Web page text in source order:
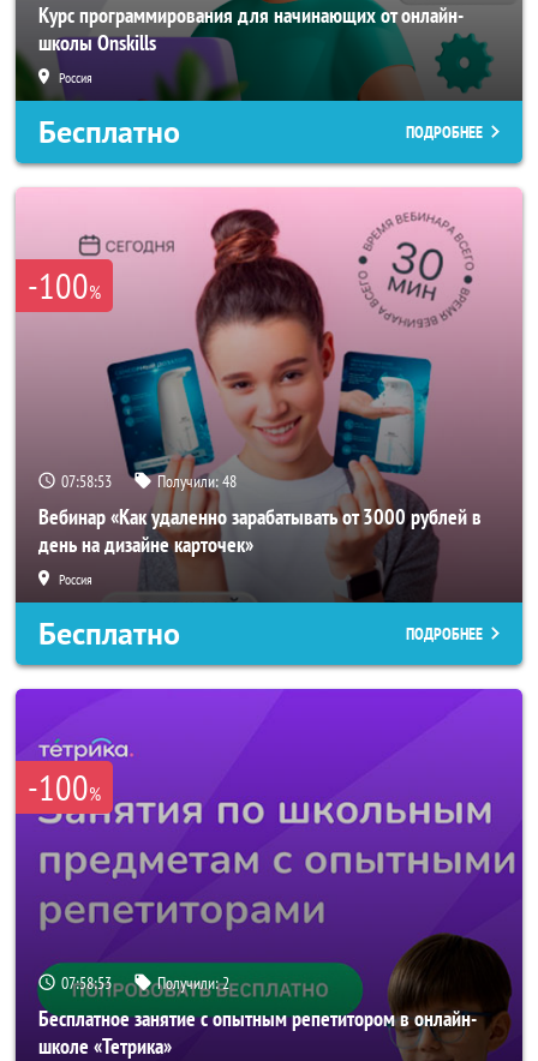
Курс программирования для начинающих от онлайн-
школы Onskills
Россия
Бесплатно ПОДРОБНЕЕ
-100%
07:58:50 Получили:48
Вебинар «Как удаленно зарабатывать от 3000 рублей в
день на дизайне карточек»
Россия
Бесплатно ПОДРОБНЕЕ
-100%
07:58:50 Получили:2
Бесплатное занятие с опытным репетитором в онлайн-
школе «Тетрика»